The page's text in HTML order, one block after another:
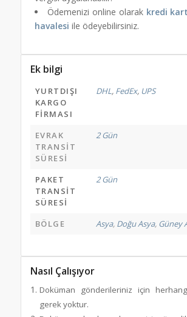
Ödemenizi online olarak kredi
havalesi ile ödeyebilirsiniz.
Ek bilgi
YURTDIŞI
KARGO
FIRMASI
DHL, FedEx, UPS
EVRAK
TRANSIT
SÜRESI
2 Gün
PAKET
TRANSIT
SÜRESI
2 Gün
BÖLGE Asya, Doğu Asya, Güney
Nasıl Çalışıyor
Doküman gönderileriniz için
gerek yoktur.